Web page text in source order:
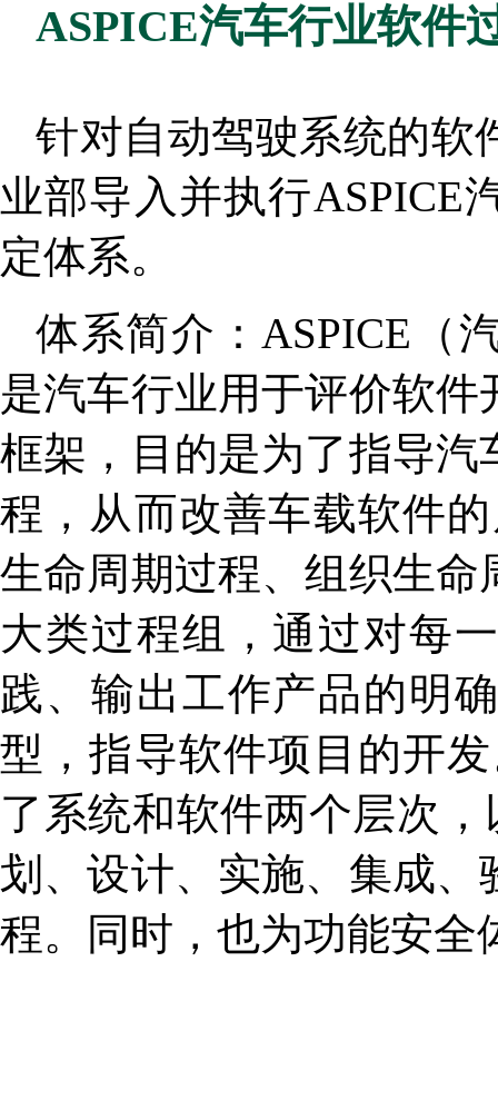
ASPICE汽车行业软件
针对自动驾驶系统的软
业部导入并执行ASPICE
定体系。
体系简介：ASPICE（
是汽车行业用于评价软
框架，目的是为了指导
程，从而改善车载软件
生命周期过程、组织生
大类过程组，通过对每
践、输出工作产品的明
型，指导软件项目的开
了系统和软件两个层次
划、设计、实施、集成
程。同时，也为功能安全